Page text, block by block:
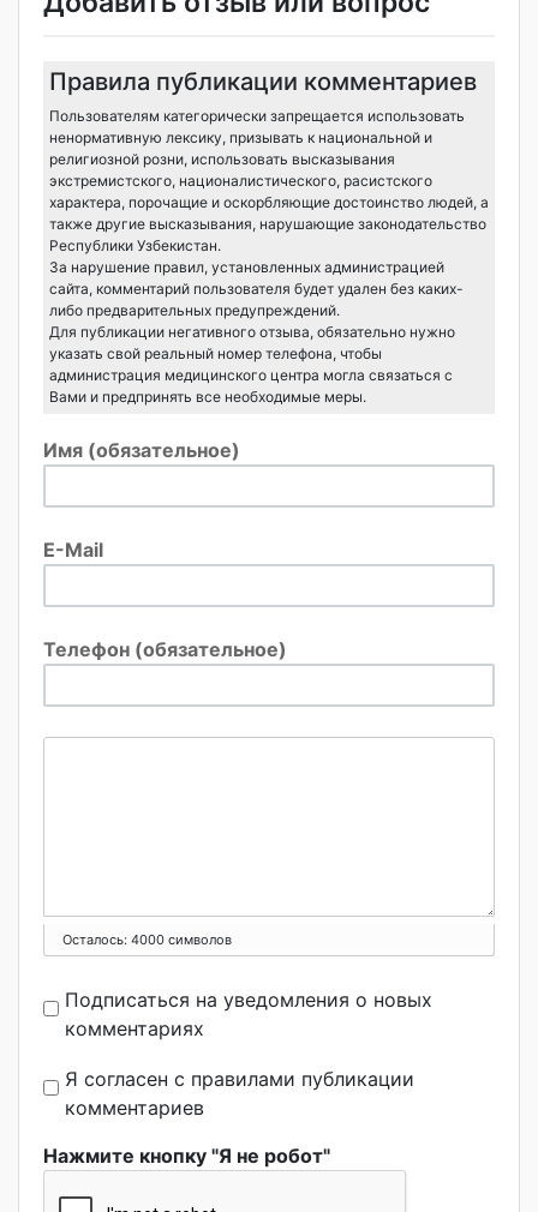
Правила публикации комментариев
Пользователям категорически запрещается использовать
ненормативную лексику, призывать к национальной и
религиозной розни, использовать высказывания
экстремистского, националистического, расистского
характера, порочащие и оскорбляющие достоинство людей, а
также другие высказывания, нарушающие законодательство
Республики Узбекистан.
За нарушение правил, установленных администрацией
сайта, комментарий пользователя будет удален без каких-
либо предварительных предупреждений.
Для публикации негативного отзыва, обязательно нужно
указать свой реальный номер телефона, чтобы
администрация медицинского центра могла связаться с
Вами и предпринять все необходимые меры.
Имя (обязательное)
E-Mail
Телефон (обязательное)
Осталось: 4000 символов
Подписаться на уведомления о новых
комментариях
Я согласен с правилами публикации
комментариев
Нажмите кнопку "Я не робот"